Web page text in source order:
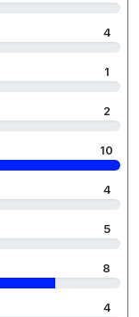
4
1
2
10
4
5
8
4